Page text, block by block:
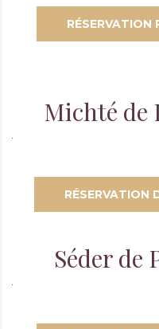
RÉSERVATION
Michté de
RÉSERVATION
Séder de